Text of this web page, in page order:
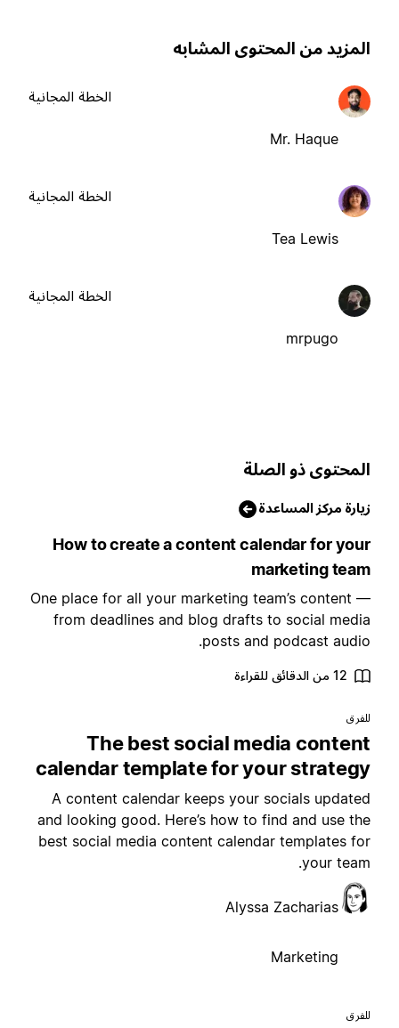
من المحتوى المشابه
Mr. Haque
الخطة المجانية
Tea Lewis
الخطة المجانية
mrpugo
الخطة المجانية
ذو الصلة
مركز المساعدة
How to create a content calendar for
marketing
One place for all your marketing team’s content
from deadlines and blog drafts to social
posts and podcast
12 من الدقائق للقراءة
The best social media
calendar template for your
A content calendar keeps your socials
and looking good. Here’s how to find and use
best social media content calendar templates
your
Alyssa Zacharias
Marketing